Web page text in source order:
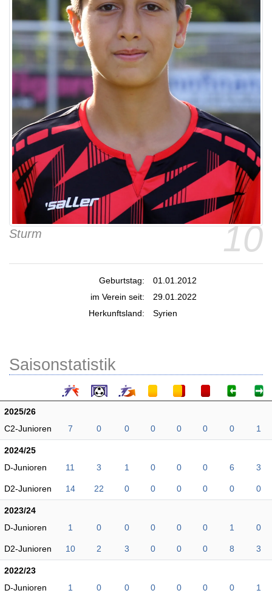
10
Sturm
Geburtstag:
01.01.2012
im Verein seit:
29.01.2022
Herkunftsland:
Syrien
Saisonstatistik
2025/26
C2-Junioren
7 0 0 0 0 0 0 1
2024/25
D-Junioren
11 3 1 0 0 0 6 3
D2-Junioren 14 22 0 0 0 0 0 0
2023/24
D-Junioren
1 0 0 0 0 0 1 0
D2-Junioren 10 2 3 0 0 0 8 3
2022/23
D-Junioren
1 0 0 0 0 0 0 1